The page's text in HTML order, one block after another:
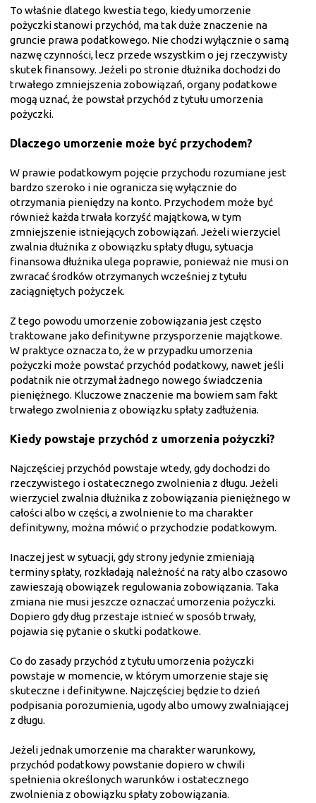
To właśnie dlatego kwestia tego, kiedy umorzenie
pożyczki stanowi przychód, ma tak duże znaczenie na
gruncie prawa podatkowego. Nie chodzi wyłącznie o samą
nazwę czynności, lecz przede wszystkim o jej rzeczywisty
skutek finansowy. Jeżeli po stronie dłużnika dochodzi do
trwałego zmniejszenia zobowiązań, organy podatkowe
mogą uznać, że powstał przychód z tytułu umorzenia
pożyczki.
Dlaczego umorzenie może być przychodem?
W prawie podatkowym pojęcie przychodu rozumiane jest
bardzo szeroko i nie ogranicza się wyłącznie do
otrzymania pieniędzy na konto. Przychodem może być
również każda trwała korzyść majątkowa, w tym
zmniejszenie istniejących zobowiązań. Jeżeli wierzyciel
zwalnia dłużnika z obowiązku spłaty długu, sytuacja
finansowa dłużnika ulega poprawie, ponieważ nie musi on
zwracać środków otrzymanych wcześniej z tytułu
zaciągniętych pożyczek.
Z tego powodu umorzenie zobowiązania jest często
traktowane jako definitywne przysporzenie majątkowe.
W praktyce oznacza to, że w przypadku umorzenia
pożyczki może powstać przychód podatkowy, nawet jeśli
podatnik nie otrzymał żadnego nowego świadczenia
pieniężnego. Kluczowe znaczenie ma bowiem sam fakt
trwałego zwolnienia z obowiązku spłaty zadłużenia.
Kiedy powstaje przychód z umorzenia pożyczki?
Najczęściej przychód powstaje wtedy, gdy dochodzi do
rzeczywistego i ostatecznego zwolnienia z długu. Jeżeli
wierzyciel zwalnia dłużnika z zobowiązania pieniężnego w
całości albo w części, a zwolnienie to ma charakter
definitywny, można mówić o przychodzie podatkowym.
Inaczej jest w sytuacji, gdy strony jedynie zmieniają
terminy spłaty, rozkładają należność na raty albo czasowo
zawieszają obowiązek regulowania zobowiązania. Taka
zmiana nie musi jeszcze oznaczać umorzenia pożyczki.
Dopiero gdy dług przestaje istnieć w sposób trwały,
pojawia się pytanie o skutki podatkowe.
Co do zasady przychód z tytułu umorzenia pożyczki
powstaje w momencie, w którym umorzenie staje się
skuteczne i definitywne. Najczęściej będzie to dzień
podpisania porozumienia, ugody albo umowy zwalniającej
z długu.
Jeżeli jednak umorzenie ma charakter warunkowy,
przychód podatkowy powstanie dopiero w chwili
spełnienia określonych warunków i ostatecznego
zwolnienia z obowiązku spłaty zobowiązania.